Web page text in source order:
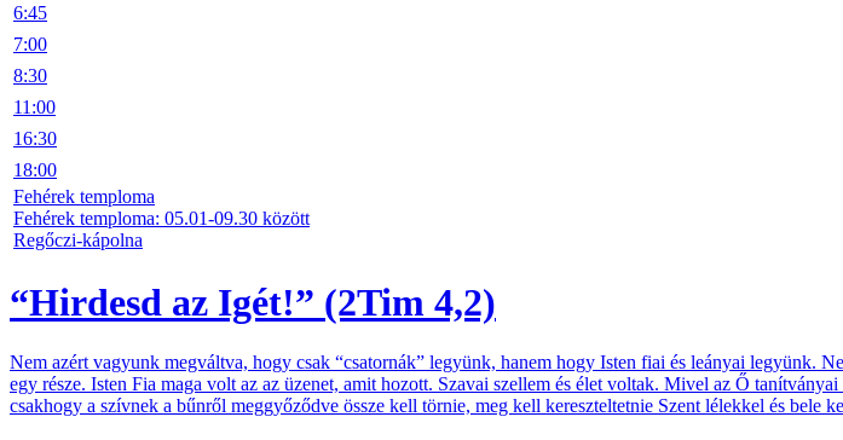
6:45
7:00
8:30
11:00
16:30
18:00
Fehérek temploma
Fehérek temploma: 05.01-09.30 között
Regőczi-kápolna
“Hirdesd az Igét!” (2Tim 4,2)
Nem azért vagyunk megváltva, hogy csak “csatornák” legyünk, hanem hogy Isten fiai és leányai legyünk.
egy része. Isten Fia maga volt az az üzenet, amit hozott. Szavai szellem és élet voltak. Mivel az Ő
csakhogy a szívnek a bűnről meggyőződve össze kell törnie, meg kell kereszteltetnie Szent lélekkel és bele